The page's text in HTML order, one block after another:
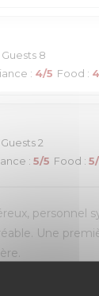
Guests 8
: 4/5 Food : 4
2
: 5/5 Food : 5
personnel
Une